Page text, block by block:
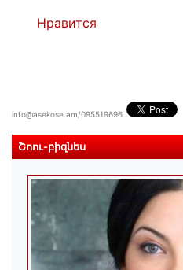
Нравится
info@asekose.am/095519696
Շոու-բիզնես